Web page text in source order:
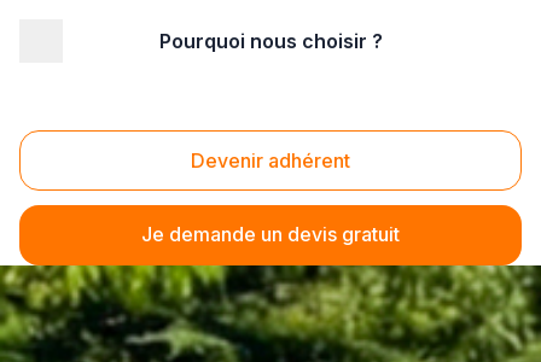
Pourquoi nous choisir ?
Devenir adhérent
Je demande un devis gratuit